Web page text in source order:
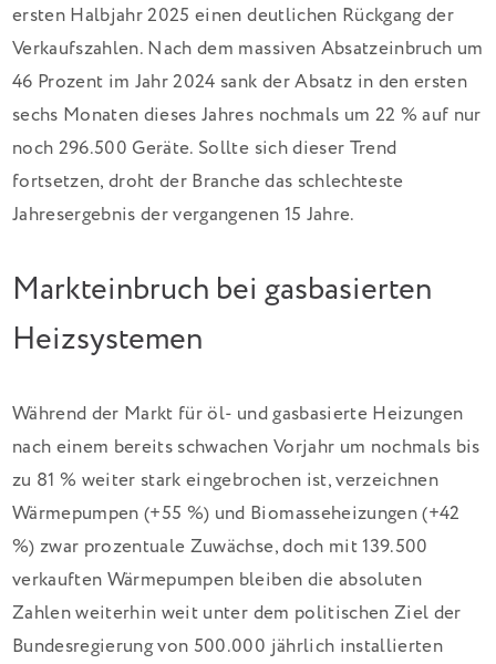
ersten Halbjahr 2025 einen deutlichen Rückgang der
Verkaufszahlen. Nach dem massiven Absatzeinbruch um
46 Prozent im Jahr 2024 sank der Absatz in den ersten
sechs Monaten dieses Jahres nochmals um 22 % auf nur
noch 296.500 Geräte. Sollte sich dieser Trend
fortsetzen, droht der Branche das schlechteste
Jahresergebnis der vergangenen 15 Jahre.
Markteinbruch bei gasbasierten
Heizsystemen
Während der Markt für öl- und gasbasierte Heizungen
nach einem bereits schwachen Vorjahr um nochmals bis
zu 81 % weiter stark eingebrochen ist, verzeichnen
Wärmepumpen (+55 %) und Biomasseheizungen (+42
%) zwar prozentuale Zuwächse, doch mit 139.500
verkauften Wärmepumpen bleiben die absoluten
Zahlen weiterhin weit unter dem politischen Ziel der
Bundesregierung von 500.000 jährlich installierten